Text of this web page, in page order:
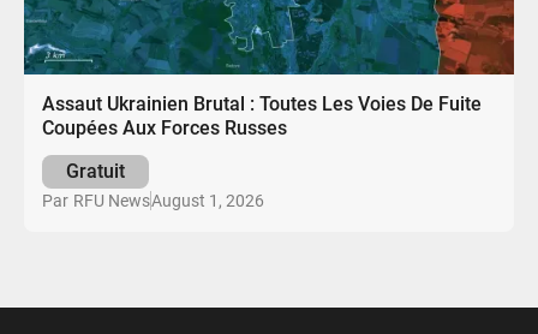
Assaut Ukrainien Brutal : Toutes Les Voies De Fuite
Coupées Aux Forces Russes
Gratuit
Par RFU NewsAugust 1, 2026